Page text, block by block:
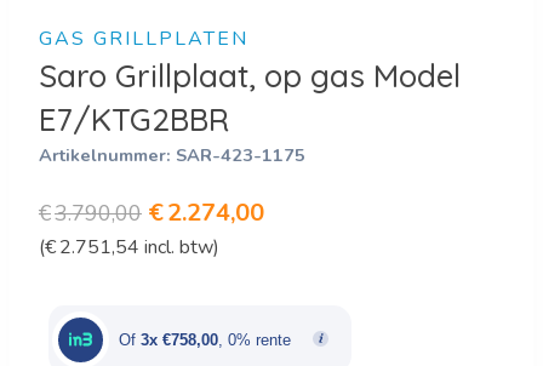
GAS GRILLPLATEN
Saro Grillplaat, op gas Model
E7/KTG2BBR
Artikelnummer: SAR-423-1175
€3.790,00 Oorspronkelijke
prijs
€3.790,00.
€2.274,00Huidige
€2.274,00.
(€2.751,54 incl. btw)
Of 3x €758,00 , 0% rente